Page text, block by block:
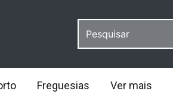
Freguesias Ver mais